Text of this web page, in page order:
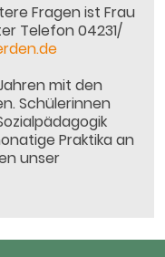
Fragen ist Frau
Telefon 04231/
mit den
Schülerinnen
Praktika an
unser